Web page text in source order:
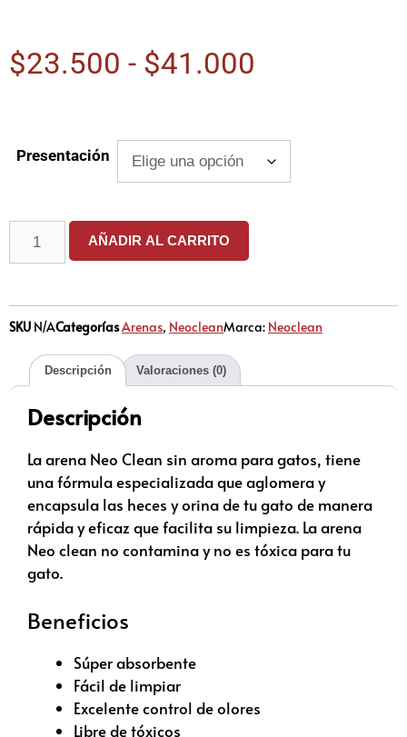
$23.500 - $41.000
Presentación
AÑADIR AL CARRITO
SKU N/ACategoríasArenas, NeocleanMarca: Neoclean
Descripción Valoraciones (0)
Descripción
La arena Neo Clean sin aroma para gatos, tiene
una fórmula especializada que aglomera y
encapsula las heces y orina de tu gato de manera
rápida y eficaz que facilita su limpieza. La arena
Neo clean no contamina y no es tóxica para tu
gato.
Beneficios
Súper absorbente
Fácil de limpiar
Excelente control de olores
Libre de tóxicos